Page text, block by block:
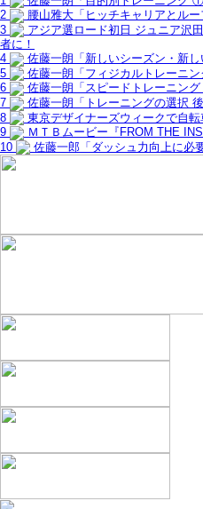
2
腰山雅大「ヒッチキャリアとル
3
アジア選ロード初日 ジュニア沢
者に！
4
佐藤一朗「新しいシーズン・新し
5
佐藤一朗「フィジカルトレーニン
6
佐藤一朗「スピードトレーニン
7
佐藤一朗「トレーニングの選択 後
8
東京デザイナーズウィークで自
9
ＭＴＢムービー『FROM THE
10
佐藤一郎「ダッシュ力向上に必